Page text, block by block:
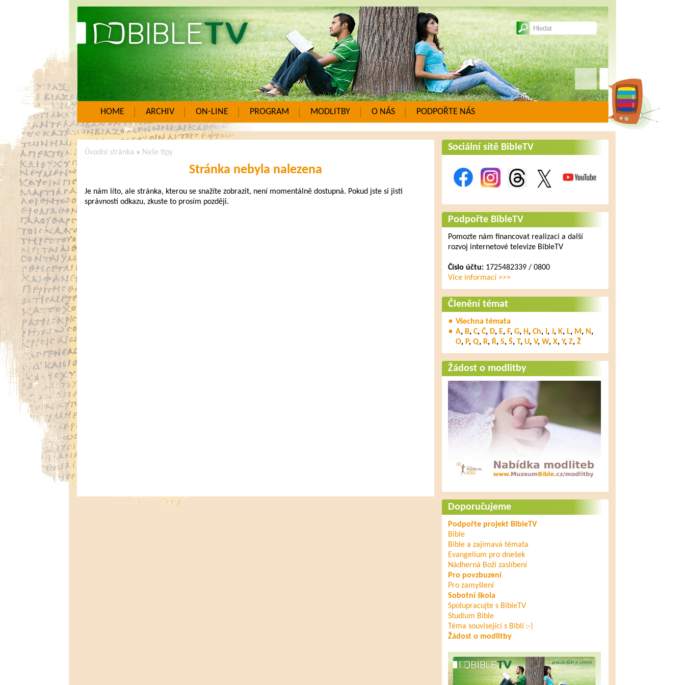
HOME ARCHIV ON-LINE PROGRAM MODLITBY O NÁS PODPOŘTE NÁS
Úvodní stránka » Naše tipy
Stránka nebyla nalezena
Je nám líto, ale stránka, kterou se snažíte zobrazit, není momentálně dostupná. Pokud jste si jisti
správností odkazu, zkuste to prosím později.
Sociální sítě BibleTV
Podpořte BibleTV
Pomozte nám financovat realizaci a další
rozvoj internetové televize BibleTV
Číslo účtu:1725482339 / 0800
Více informací >>>
Členění témat
Všechna témata
A, B, C, Č, D, E, F, G, H, Ch, , J, K, L, M, N ,
O, P, Q, R, Ř, S, Š, T, U, V, W, X, Y, Z, Ž
Žádost o modlitby
Doporučujeme
Podpořte projekt BibleTV
Bible
Bible a zajímavá témata
Evangelium pro dnešek
Nádherná Boží zaslíbení
Pro povzbuzení
Pro zamyšlení
Sobotní škola
Spolupracujte s BibleTV
Studium Bible
Téma související s Biblí :-)
Žádost o modlitby